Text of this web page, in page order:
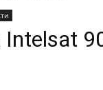
Intelsat